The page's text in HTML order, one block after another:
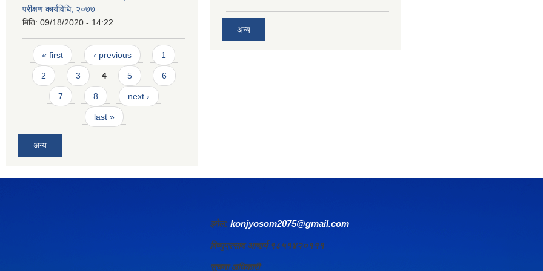
परीक्षण कार्यविधि, २०७७
मिति: 09/18/2020 - 14:22
Pages
« first ‹ previous 1
2 3 4 5 6
7 8 next ›
last »
अन्य
अन्य
इमेल: konjyosom2075@gmail.com
विष्णुप्रसाद आचार्य ९८५१४२०१११
सूचना अधिकारी